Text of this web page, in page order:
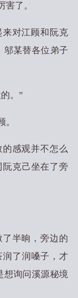
了。
对江顾和阮克
邬某替各位弟子
。”
感观并不怎么
克己坐在了旁
半晌，旁边的
了润嗓子，才
想询问溪源秘境